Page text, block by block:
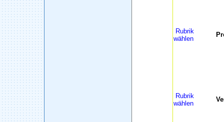
Rubrik
wählen
Rubrik
wählen